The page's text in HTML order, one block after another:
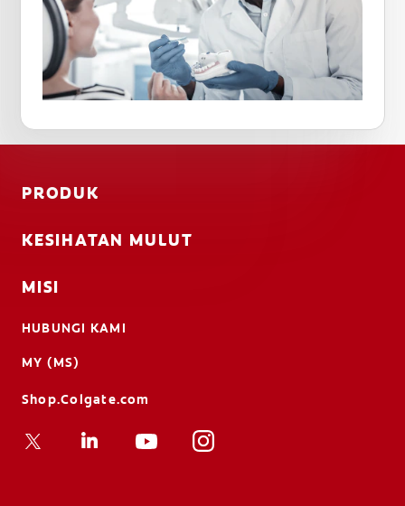
PRODUK
KESIHATAN MULUT
MISI
HUBUNGI KAMI
MY (MS)
Shop.Colgate.com